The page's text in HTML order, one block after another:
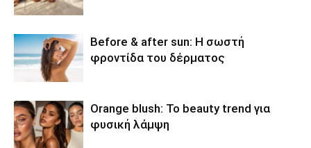
Before & after sun: Η σωστή
φροντίδα του δέρματος
Orange blush: Το beauty trend για
φυσική λάμψη